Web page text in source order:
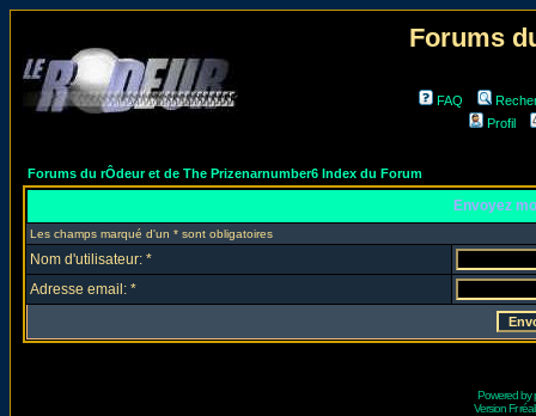
Forums
FAQ
Profil
Forums du rÔdeur et de The Prizenarnumber6 Index du Forum
Envoyez
Les champs marqué d'un * sont obligatoires
Nom d'utilisateur: *
Adresse email: *
Powered by
Version Fr